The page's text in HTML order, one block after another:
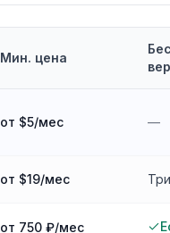
Мин. цена
от $5/мес —
от $19/мес
от 750 ₽/мес